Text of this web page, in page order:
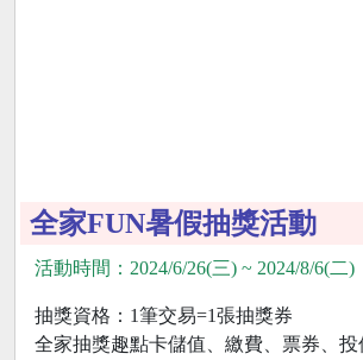
全家FUN暑假抽獎活動
活動時間：2024/6/26(三) ~ 2024/8/6(二)
抽獎資格：1筆交易=1張抽獎券
全家抽獎趣點卡儲值、繳費、票券、